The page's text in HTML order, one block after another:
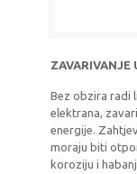
ZAVARIVANJE
Bez obzira radi
elektrana,
energije.
moraju biti
koroziju i